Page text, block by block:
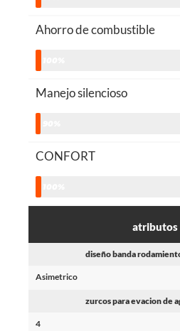
Ahorro de combustible
Manejo silencioso
CONFORT
atributos
diseño banda
Asimetrico
zurcos para evacion de
4